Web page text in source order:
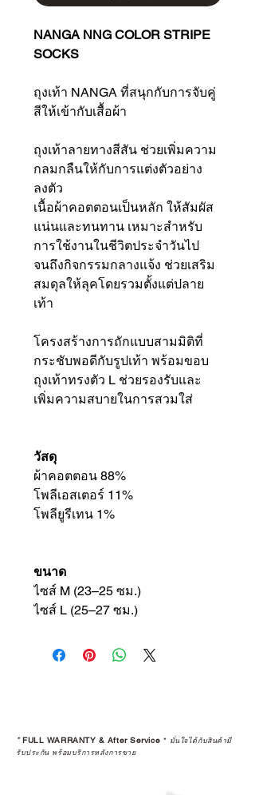
NANGA NNG COLOR STRIPE
SOCKS
ถุงเท้า NANGA ที่สนุกกับการจับคู่
สีให้เข้ากับเสื้อผ้า
ถุงเท้าลายทางสีสัน ช่วยเพิ่มความ
กลมกลืนให้กับการแต่งตัวอย่าง
ลงตัว
เนื้อผ้าคอตตอนเป็นหลัก ให้สัมผัส
แน่นและทนทาน เหมาะสำหรับ
การใช้งานในชีวิตประจำวันไป
จนถึงกิจกรรมกลางแจ้ง ช่วยเสริม
สมดุลให้ลุคโดยรวมตั้งแต่ปลาย
เท้า
โครงสร้างการถักแบบสามมิติที่
กระชับพอดีกับรูปเท้า พร้อมขอบ
ถุงเท้าทรงตัว L ช่วยรองรับและ
เพิ่มความสบายในการสวมใส่
วัสดุ
ผ้าคอตตอน 88%
โพลีเอสเตอร์ 11%
โพลียูรีเทน 1%
ขนาด
ไซส์ M (23–25 ซม.)
ไซส์ L (25–27 ซม.)
*FULL WARRANTY & After Service * มั่นใจได้กับสินค้ามี
รับประกัน พร้อมบริการหลังการขาย